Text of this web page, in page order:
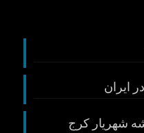
ايران
شهريار كرج